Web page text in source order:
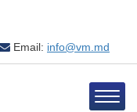
Email: info@vm.md
Toggle